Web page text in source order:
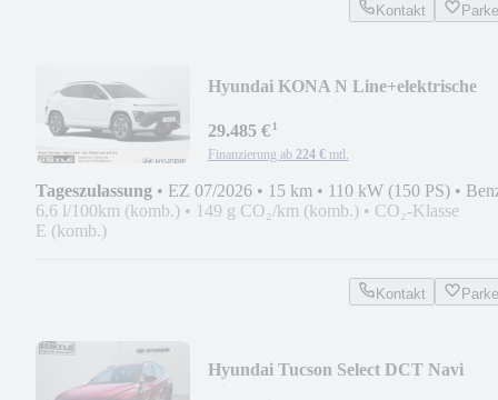
Kontakt
Hyundai KONA N Line+elektrische
29.485 €¹
Finanzierung ab 224 € mtl.
Tageszulassung • EZ 07/2026 • 15 km • 110 kW (150 PS) •
6,6 l/100km (komb.) • 149 g CO₂/km (komb.) • CO₂-Klasse
E (komb.)
Kontakt
Hyundai Tucson Select DCT Navi